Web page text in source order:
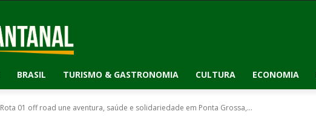
BRASIL TURISMO & GASTRONOMIA CULTURA ECONOMIA
Rota 01 off road une aventura, saúde e solidariedade em Ponta Grossa,...